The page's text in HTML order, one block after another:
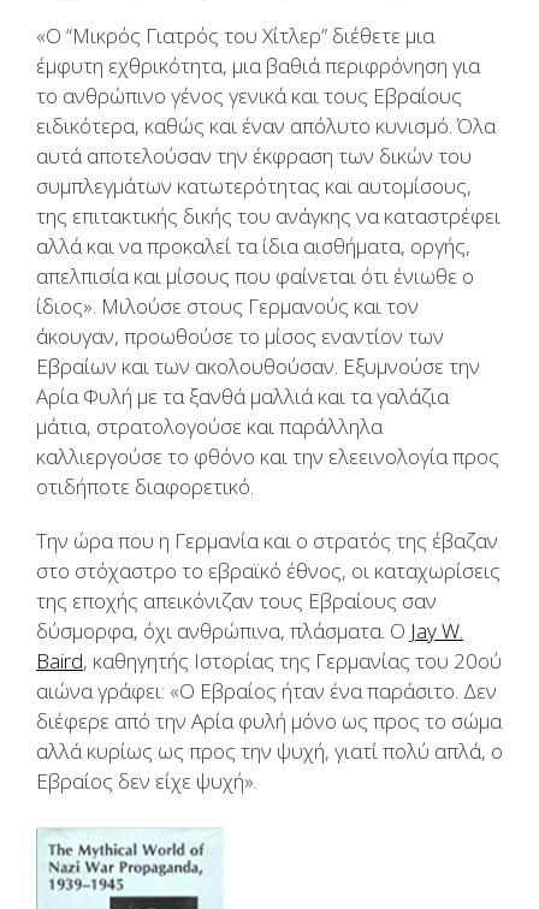
«O “Mικρός Γιατρός του Χίτλερ” διέθετε μια
έμφυτη εχθρικότητα, μια βαθιά περιφρόνηση για
το ανθρώπινο γένος γενικά και τους Εβραίους
ειδικότερα, καθώς και έναν απόλυτο κυνισμό. Όλα
αυτά αποτελούσαν την έκφραση των δικών του
συμπλεγμάτων κατωτερότητας και αυτομίσους,
της επιτακτικής δικής του ανάγκης να καταστρέφει
αλλά και να προκαλεί τα ίδια αισθήματα, οργής,
απελπισία και μίσους που φαίνεται ότι ένιωθε ο
ίδιος». Μιλούσε στους Γερμανούς και τον
άκουγαν, προωθούσε το μίσος εναντίον των
Εβραίων και των ακολουθούσαν. Εξυμνούσε την
Αρία Φυλή με τα ξανθά μαλλιά και τα γαλάζια
μάτια, στρατολογούσε και παράλληλα
καλλιεργούσε το φθόνο και την ελεεινολογία προς
οτιδήποτε διαφορετικό.
Την ώρα που η Γερμανία και ο στρατός της έβαζαν
στο στόχαστρο το εβραϊκό έθνος, οι καταχωρίσεις
της εποχής απεικόνιζαν τους Εβραίους σαν
δύσμορφα, όχι ανθρώπινα, πλάσματα. Ο Jay W.
Baird, καθηγητής Ιστορίας της Γερμανίας του 20ού
αιώνα γράφει: «Ο Εβραίος ήταν ένα παράσιτο. Δεν
διέφερε από την Αρία φυλή μόνο ως προς το σώμα
αλλά κυρίως ως προς την ψυχή, γιατί πολύ απλά, ο
Εβραίος δεν είχε ψυχή».